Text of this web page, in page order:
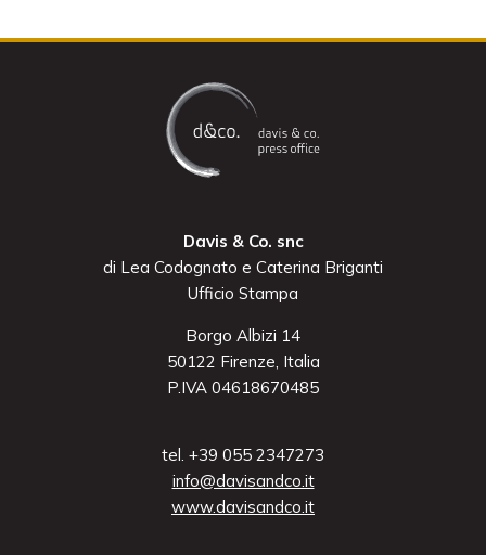
Davis & Co. snc
di Lea Codognato e Caterina Briganti
Ufficio Stampa
Borgo Albizi 14
50122 Firenze, Italia
P.IVA 04618670485
tel. +39 055 2347273
info@davisandco.it
www.davisandco.it